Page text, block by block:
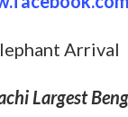
Arrival
Largest